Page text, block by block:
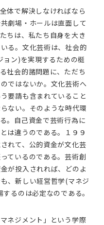
体で解決しなければなら
劇場・ホールは直面して
ちは、私たち自身を大き
る。文化芸術は、社会的
ン)を実現するための梃
社会的諸問題に、ただち
ではないか。文化芸術へ
要請も含まれていること
ない。そのような時代環
。自己資金で芸術行為に
は違うのである。１９９
れて、公的資金が文化芸
ているのである。芸術創
が投入されれば、どのよ
、新しい経営哲学(マネジ
るのは必定なのである。
ネジメント」という学際